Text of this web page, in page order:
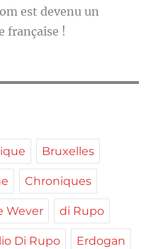
est devenu un
française !
Bruxelles
Chroniques
Wever di Rupo
Di Rupo Erdogan